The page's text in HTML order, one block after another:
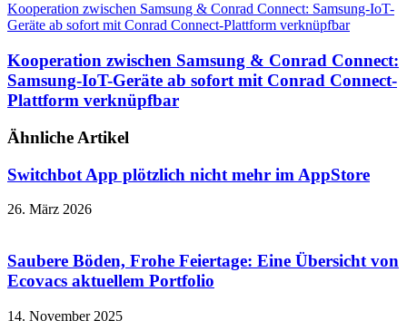
Kooperation zwischen Samsung & Conrad Connect: Samsung-IoT-
Geräte ab sofort mit Conrad Connect-Plattform verknüpfbar
Kooperation zwischen Samsung & Conrad Connect:
Samsung-IoT-Geräte ab sofort mit Conrad Connect-
Plattform verknüpfbar
Ähnliche Artikel
Switchbot App plötzlich nicht mehr im AppStore
26. März 2026
Saubere Böden, Frohe Feiertage: Eine Übersicht von
Ecovacs aktuellem Portfolio
14. November 2025